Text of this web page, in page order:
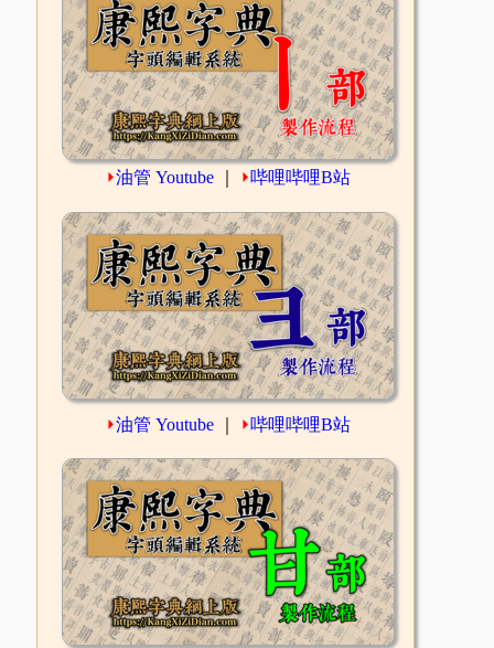
⏵油管 Youtube ⏵哔哩哔哩B站
⏵油管 Youtube ⏵哔哩哔哩B站